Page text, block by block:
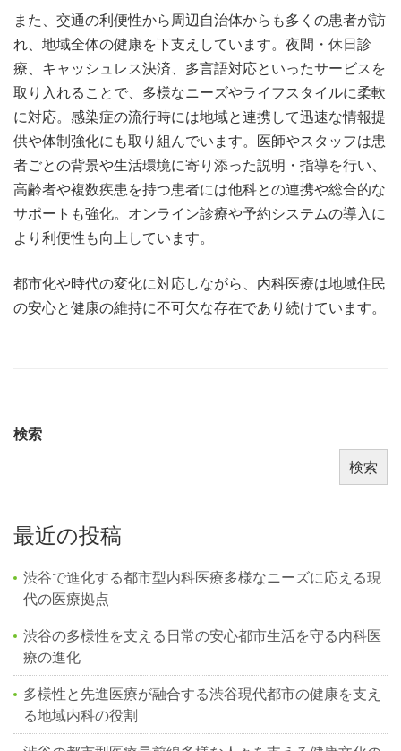
また、交通の利便性から周辺自治体からも多くの患者が訪
れ、地域全体の健康を下支えしています。夜間・休日診
療、キャッシュレス決済、多言語対応といったサービスを
取り入れることで、多様なニーズやライフスタイルに柔軟
に対応。感染症の流行時には地域と連携して迅速な情報提
供や体制強化にも取り組んでいます。医師やスタッフは患
者ごとの背景や生活環境に寄り添った説明・指導を行い、
高齢者や複数疾患を持つ患者には他科との連携や総合的な
サポートも強化。オンライン診療や予約システムの導入に
より利便性も向上しています。
都市化や時代の変化に対応しながら、内科医療は地域住民
の安心と健康の維持に不可欠な存在であり続けています。
検索
検索
最近の投稿
渋谷で進化する都市型内科医療多様なニーズに応える現
代の医療拠点
渋谷の多様性を支える日常の安心都市生活を守る内科医
療の進化
多様性と先進医療が融合する渋谷現代都市の健康を支え
る地域内科の役割